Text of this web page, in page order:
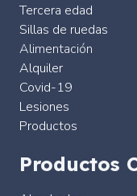
Tercera edad
Sillas de ruedas
Alimentación
Alquiler
Covid-19
Lesiones
Productos
Productos